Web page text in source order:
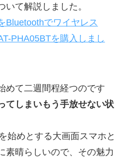
いて解説しました。
Bluetoothでワイヤレス
PHA05BTを購入しまし
めて二週間程経つのです
てしまいもう手放せない状
始めとする大画面スマホと
素晴らしいので、その魅力